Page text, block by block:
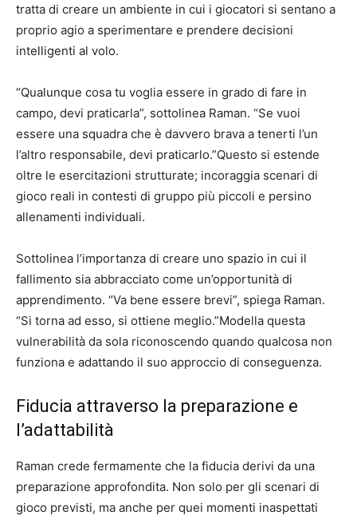
tratta di creare un ambiente in cui i giocatori si sentano a
proprio agio a sperimentare e prendere decisioni
intelligenti al volo.
“Qualunque cosa tu voglia essere in grado di fare in
campo, devi praticarla”, sottolinea Raman. “Se vuoi
essere una squadra che è davvero brava a tenerti l’un
l’altro responsabile, devi praticarlo.”Questo si estende
oltre le esercitazioni strutturate; incoraggia scenari di
gioco reali in contesti di gruppo più piccoli e persino
allenamenti individuali.
Sottolinea l’importanza di creare uno spazio in cui il
fallimento sia abbracciato come un’opportunità di
apprendimento. “Va bene essere brevi”, spiega Raman.
“Si torna ad esso, si ottiene meglio.”Modella questa
vulnerabilità da sola riconoscendo quando qualcosa non
funziona e adattando il suo approccio di conseguenza.
Fiducia attraverso la preparazione e
l’adattabilità
Raman crede fermamente che la fiducia derivi da una
preparazione approfondita. Non solo per gli scenari di
gioco previsti, ma anche per quei momenti inaspettati